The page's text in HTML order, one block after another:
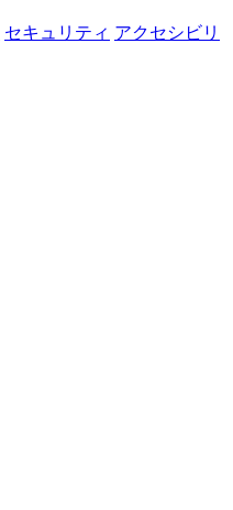
セキュリティ アクセシビリ